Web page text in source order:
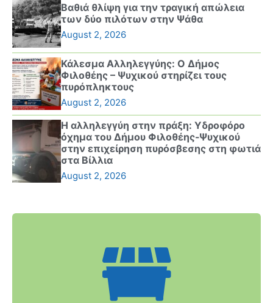
Βαθιά θλίψη για την τραγική απώλεια
των δύο πιλότων στην Ψάθα
August 2, 2026
Κάλεσμα Αλληλεγγύης: Ο Δήμος
Φιλοθέης – Ψυχικού στηρίζει τους
πυρόπληκτους
August 2, 2026
Η αλληλεγγύη στην πράξη: Υδροφόρο
όχημα του Δήμου Φιλοθέης-Ψυχικού
στην επιχείρηση πυρόσβεσης στη φωτιά
στα Βίλλια
August 2, 2026